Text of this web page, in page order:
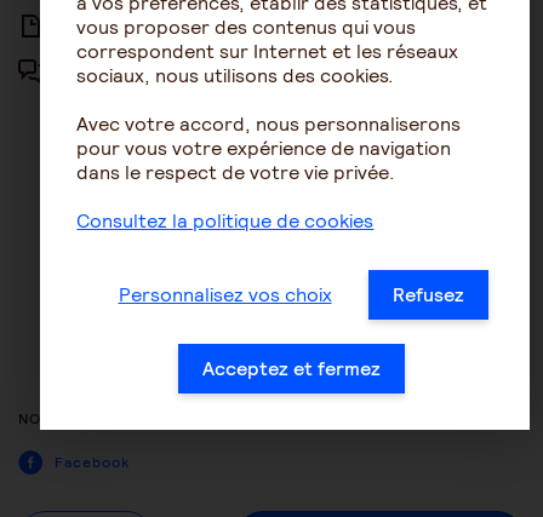
ARTICLES
FORUM
NOUS CONTACTER
MENTIONS LÉGALES
PLAN DU SITE
CONDITIONS GÉNÉRALES
GESTION DES COOKIES
ACCESSIBILITÉ : NON
CONFORME
NOUS SUIVRE
Facebook
vous proposer des contenus qui vous
correspondent sur Internet et les réseaux
sociaux, nous utilisons des cookies.
Avec votre accord, nous personnaliserons
pour vous votre expérience de navigation
dans le respect de votre vie privée.
Consultez la politique de cookies
Personnalisez vos choix Refusez
Acceptez et fermez